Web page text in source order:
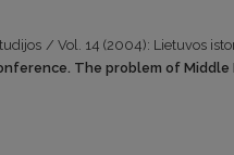
/ Vol. 14 (2004): Lietuvos
The problem of Middle